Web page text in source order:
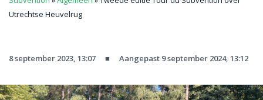
Utrechtse Heuvelrug
8 september 2023, 13:07 ■ Aangepast 9 september 2024, 13:12